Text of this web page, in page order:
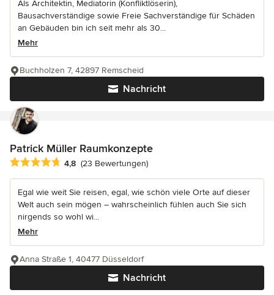
Als Architektin, Mediatorin (Konfliktlöserin),
Bausachverständige sowie Freie Sachverständige für Schäden
an Gebäuden bin ich seit mehr als 30...
Mehr
Nachricht
Buchholzen 7, 42897 Remscheid
Patrick Müller Raumkonzepte
Durchschnittliche Bewertung: 4.8 von 5 Sternen
4,8 (23 Bewertungen)
Egal wie weit Sie reisen, egal, wie schön viele Orte auf dieser
Welt auch sein mögen – wahrscheinlich fühlen auch Sie sich
nirgends so wohl wi...
Mehr
Nachricht
Anna Straße 1, 40477 Düsseldorf